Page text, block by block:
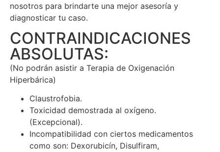
nosotros para brindarte una mejor asesoría y
diagnosticar tu caso.
CONTRAINDICACIONES
ABSOLUTAS:
(No podrán asistir a Terapia de Oxigenación
Hiperbárica)
Claustrofobia.
Toxicidad demostrada al oxígeno.
(Excepcional).
Incompatibilidad con ciertos medicamentos
como son: Dexorubicín, Disulfiram,